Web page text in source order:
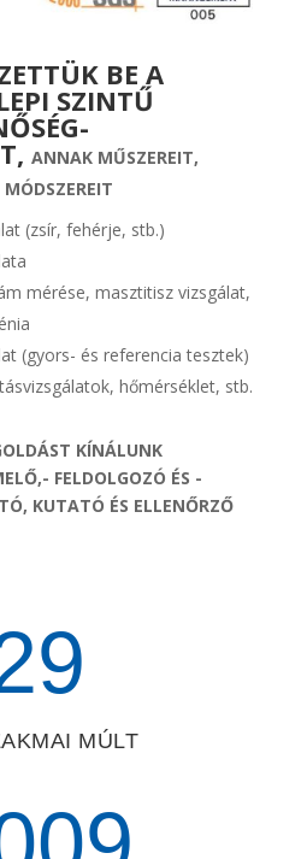
BE A
SZINTŰ
ANNAK MŰSZEREIT,
MÓDSZEREIT
(zsír, fehérje, stb.)
mérése, masztitisz vizsgálat,
(gyors- és referencia tesztek)
hőmérséklet, stb.
KÍNÁLUNK
FELDOLGOZÓ ÉS -
KUTATÓ ÉS ELLENŐRZŐ
MÚLT